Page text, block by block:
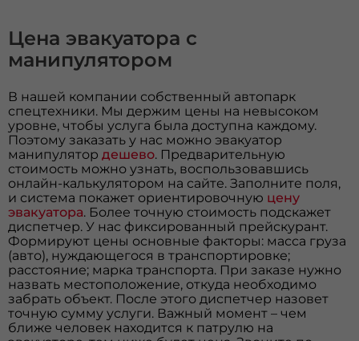
Цена эвакуатора с
манипулятором
В нашей компании собственный автопарк
спецтехники. Мы держим цены на невысоком
уровне, чтобы услуга была доступна каждому.
Поэтому заказать у нас можно эвакуатор
манипулятордешево. Предварительную
стоимость можно узнать, воспользовавшись
онлайн-калькулятором на сайте. Заполните поля,
и система покажет ориентировочную цену
эвакуатора. Более точную стоимость подскажет
диспетчер. У нас фиксированный прейскурант.
Формируют цены основные факторы: масса груза
(авто), нуждающегося в транспортировке;
расстояние; марка транспорта. При заказе нужно
назвать местоположение, откуда необходимо
забрать объект. После этого диспетчер назовет
точную сумму услуги. Важный момент – чем
ближе человек находится к патрулю на